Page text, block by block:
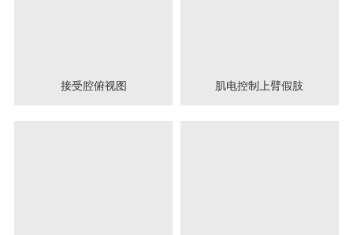
接受腔俯视图 肌电控制上臂假肢